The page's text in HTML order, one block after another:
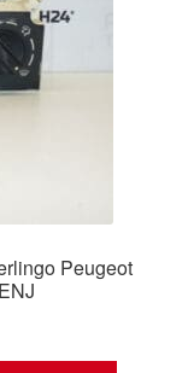
Peugeot